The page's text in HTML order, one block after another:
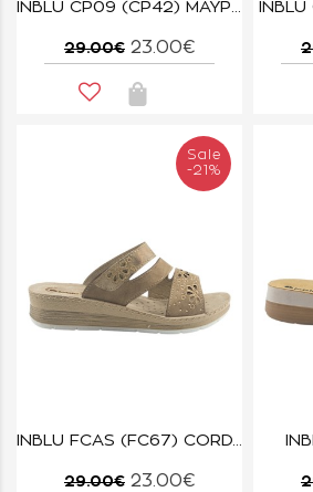
INBLU CP09 (CP42) ΜΑΥΡΟ
29.00€ 23.00€
Sale
-21%
INBLU FCAS (FC67) CORDA
29.00€ 23.00€